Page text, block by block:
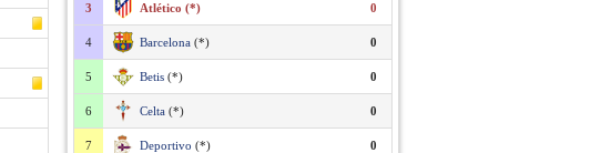
3 Atlético (*) 0
4 Barcelona (*) 0
5 Betis (*) 0
6 Celta (*) 0
7 Deportivo (*) 0